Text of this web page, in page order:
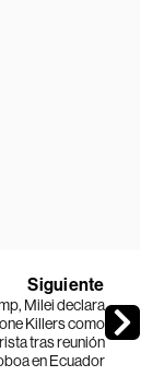
Siguiente
Milei declara
Killers como
tras reunión
en Ecuador